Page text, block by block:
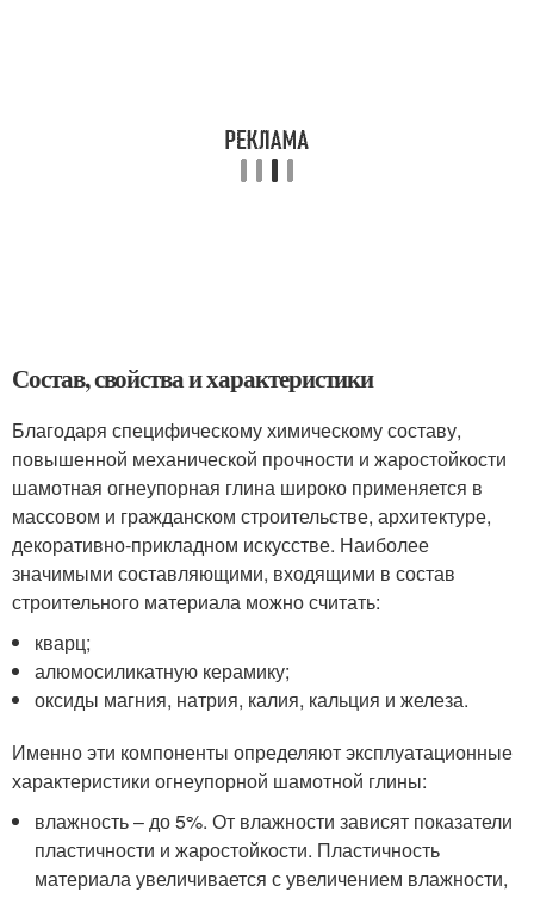
Состав, свойства и характеристики
Благодаря специфическому химическому составу,
повышенной механической прочности и жаростойкости
шамотная огнеупорная глина широко применяется в
массовом и гражданском строительстве, архитектуре,
декоративно-прикладном искусстве. Наиболее
значимыми составляющими, входящими в состав
строительного материала можно считать:
кварц;
алюмосиликатную керамику;
оксиды магния, натрия, калия, кальция и железа.
Именно эти компоненты определяют эксплуатационные
характеристики огнеупорной шамотной глины:
влажность – до 5%. От влажности зависят показатели
пластичности и жаростойкости. Пластичность
материала увеличивается с увеличением влажности,